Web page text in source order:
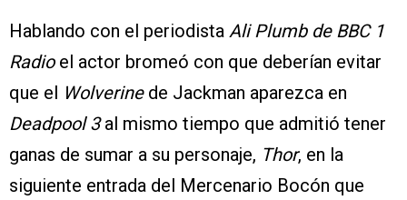
Hablando con el periodista Ali Plumb de BBC 1
Radioel actor bromeó con que deberían evitar
que el
Wolverinede Jackman aparezca en
Deadpool 3al mismo tiempo que admitió tener
ganas de sumar a su personaje, Thor, en la
siguiente entrada del Mercenario Bocón que